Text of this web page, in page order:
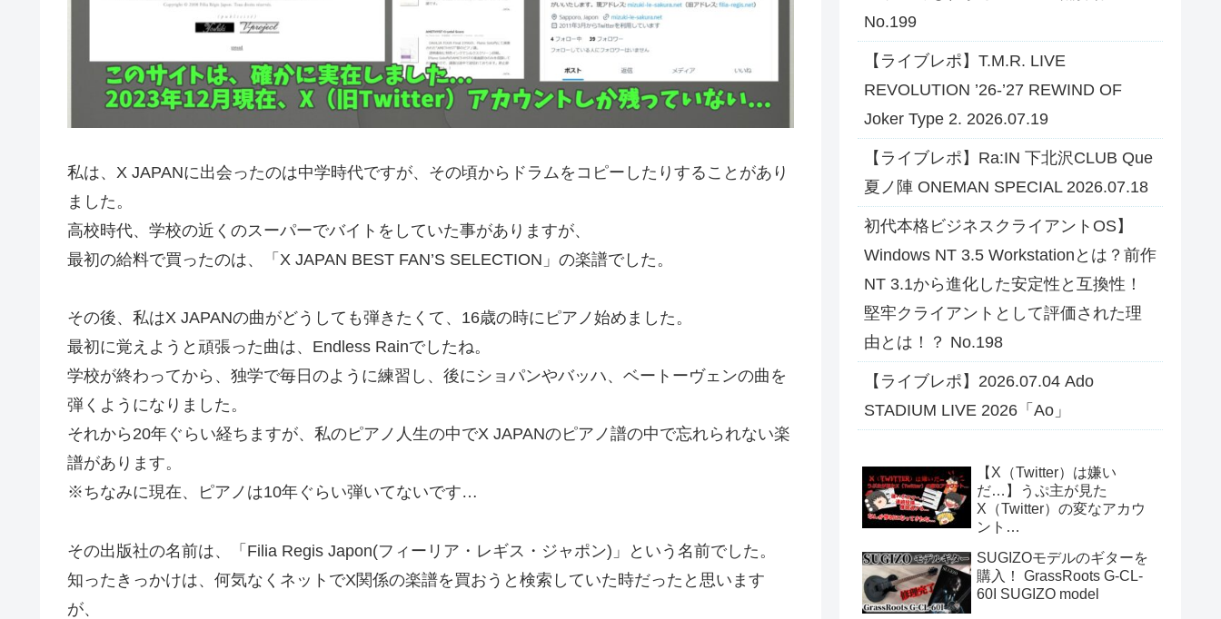
私は、X JAPANに出会ったのは中学時代ですが、その頃からドラムをコピーしたりすることがあり
ました。
高校時代、学校の近くのスーパーでバイトをしていた事がありますが、
最初の給料で買ったのは、「X JAPAN BEST FAN’S SELECTION」の楽譜でした。
その後、私はX JAPANの曲がどうしても弾きたくて、16歳の時にピアノ始めました。
最初に覚えようと頑張った曲は、Endless Rainでしたね。
学校が終わってから、独学で毎日のように練習し、後にショパンやバッハ、ベートーヴェンの曲を
弾くようになりました。
それから20年ぐらい経ちますが、私のピアノ人生の中でX JAPANのピアノ譜の中で忘れられない楽
譜があります。
※ちなみに現在、ピアノは10年ぐらい弾いてないです…
その出版社の名前は、「Filia Regis Japon(フィーリア・レギス・ジャポン)」という名前でした。
知ったきっかけは、何気なくネットでX関係の楽譜を買おうと検索していた時だったと思います
が、
No.199
【ライブレポ】T.M.R. LIVE
REVOLUTION ’26-’27 REWIND OF
Joker Type 2. 2026.07.19
【ライブレポ】Ra:IN 下北沢CLUB Que
夏ノ陣 ONEMAN SPECIAL 2026.07.18
初代本格ビジネスクライアントOS】
Windows NT 3.5 Workstationとは？前作
NT 3.1から進化した安定性と互換性！
堅牢クライアントとして評価された理
由とは！？ No.198
【ライブレポ】2026.07.04 Ado
STADIUM LIVE 2026「Ao」
【X（Twitter）は嫌い
だ…】うぷ主が見た
X（Twitter）の変なアカウ
ント…
SUGIZOモデルのギターを
購入！ GrassRoots G-CL-
60I SUGIZO model